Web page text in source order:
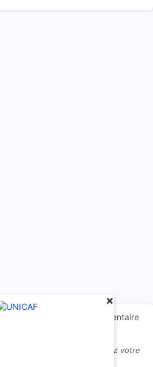
0Commentaire
à cette offre ? Laissez votre
×